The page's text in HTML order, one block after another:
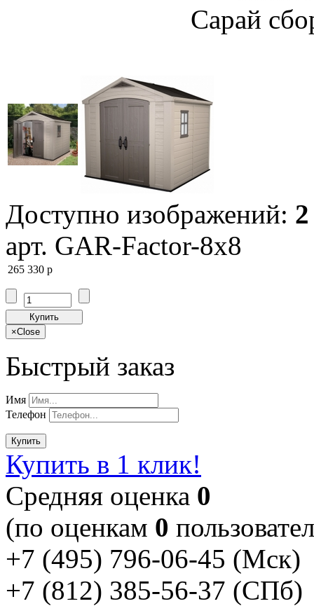
Cарай
Доступно изображений: 2
арт. GAR-Factor-8x8
265 330 p
Купить
×Close
Быстрый заказ
Имя
Телефон
Купить
Купить в 1 клик!
Cредняя оценка 0
(по оценкам 0
+7 (495) 796-06-45 (Мск)
+7 (812) 385-56-37 (СПб)